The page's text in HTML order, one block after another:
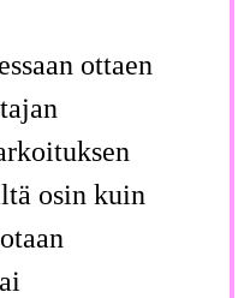
ottaen
osin kuin